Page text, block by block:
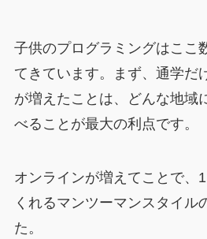
子供のプログラミングはここ
てきています。まず、通学だ
が増えたことは、どんな地域
べることが最大の利点です。
オンラインが増えてことで、
くれるマンツーマンスタイル
た。